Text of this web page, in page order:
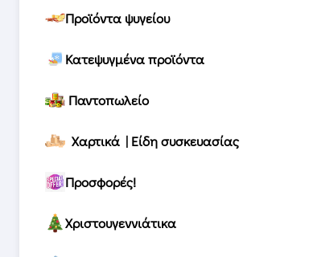
Προϊόντα ψυγείου
Κατεψυγμένα προϊόντα
Παντοπωλείο
Χαρτικά | Είδη συσκευασίας
Προσφορές!
Χριστουγεννιάτικα